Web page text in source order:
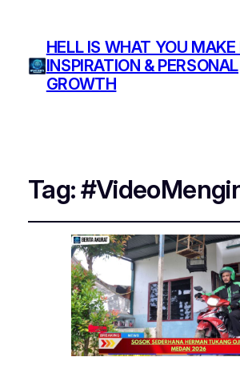
HELL IS WHAT YOU MAKE
INSPIRATION & PERSONAL
GROWTH
Tag: